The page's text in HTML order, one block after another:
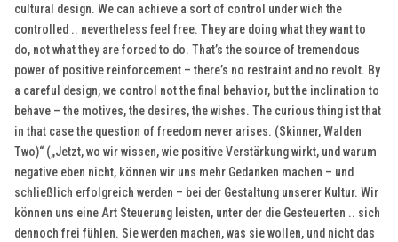
cultural design. We can achieve a sort of control under wich the
controlled .. nevertheless feel free. They are doing what they want to
do, not what they are forced to do. That’s the source of tremendous
power of positive reinforcement – there’s no restraint and no revolt. By
a careful design, we control not the final behavior, but the inclination to
behave – the motives, the desires, the wishes. The curious thing ist that
in that case the question of freedom never arises. (Skinner, Walden
Two)“ („Jetzt, wo wir wissen, wie positive Verstärkung wirkt, und warum
negative eben nicht, können wir uns mehr Gedanken machen – und
schließlich erfolgreich werden – bei der Gestaltung unserer Kultur. Wir
können uns eine Art Steuerung leisten, unter der die Gesteuerten .. sich
dennoch frei fühlen. Sie werden machen, was sie wollen, und nicht das